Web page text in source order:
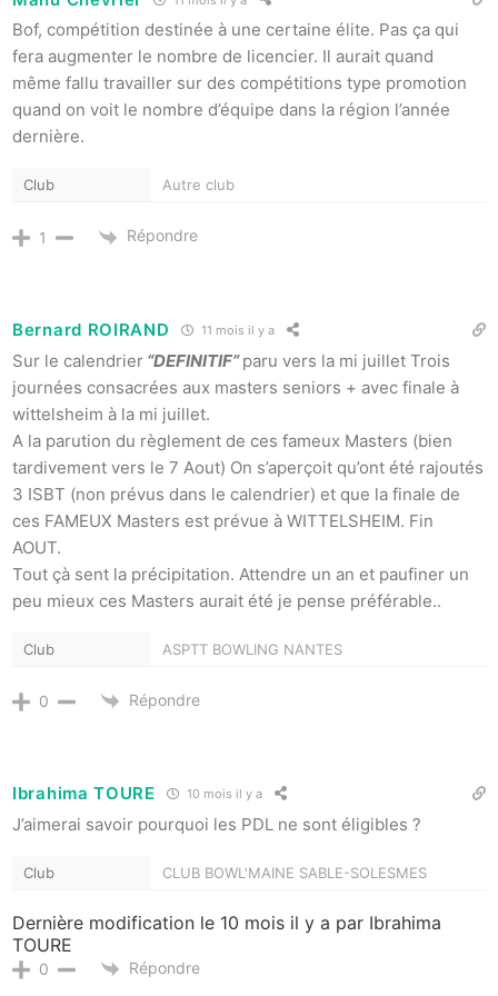
Bof, compétition destinée à une certaine élite. Pas ça qui
fera augmenter le nombre de licencier. Il aurait quand
même fallu travailler sur des compétitions type promotion
quand on voit le nombre d’équipe dans la région l’année
dernière.
Club Autre club
1 Répondre
Bernard ROIRAND 11 mois il y a
Sur le calendrier “DEFINITIF”paru vers la mi juillet Trois
journées consacrées aux masters seniors + avec finale à
wittelsheim à la mi juillet.
A la parution du règlement de ces fameux Masters (bien
tardivement vers le 7 Aout) On s’aperçoit qu’ont été rajoutés
3 ISBT (non prévus dans le calendrier) et que la finale de
ces FAMEUX Masters est prévue à WITTELSHEIM. Fin
AOUT.
Tout çà sent la précipitation. Attendre un an et paufiner un
peu mieux ces Masters aurait été je pense préférable..
Club ASPTT BOWLING NANTES
0 Répondre
Ibrahima TOURE 10 mois il y a
J’aimerai savoir pourquoi les PDL ne sont éligibles ?
Club CLUB BOWL'MAINE SABLE-SOLESMES
Dernière modification le 10 mois il y a par Ibrahima
TOURE
0 Répondre